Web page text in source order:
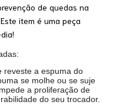
de quedas na
item é uma peça
reveste a espuma do
se molhe ou se suje
a proliferação de
do seu trocador.